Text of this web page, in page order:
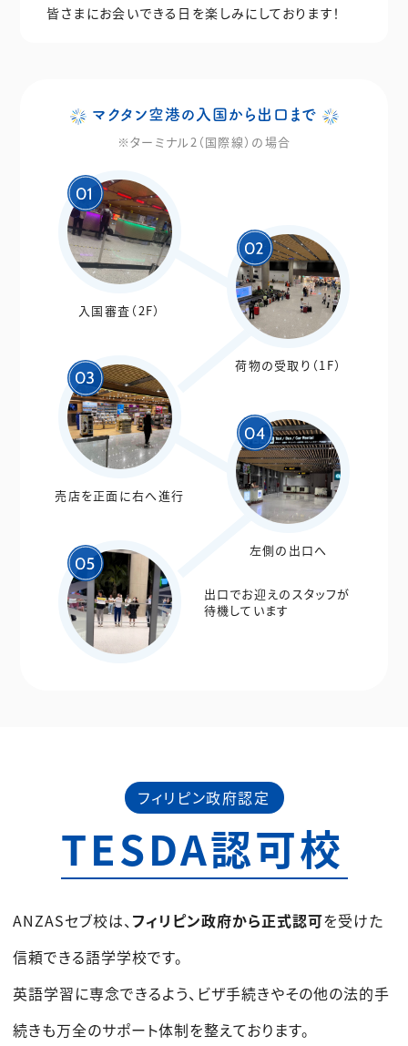
皆さまにお会いできる日を楽しみにしております！
マクタン空港の入国から出口まで
※ターミナル2（国際線）の場合
入国審査（2F）
荷物の受取り（1F）
売店を正面に右へ進行
左側の出口へ
出口でお迎えのスタッフが
待機しています
フィリピン政府認定
TESDA認可校
ANZASセブ校は、 フィリピン政府から正式認可を受けた
信頼できる語学学校です。
英語学習に専念できるよう、ビザ手続きやその他の法的手
続きも万全のサポート体制を整えております。